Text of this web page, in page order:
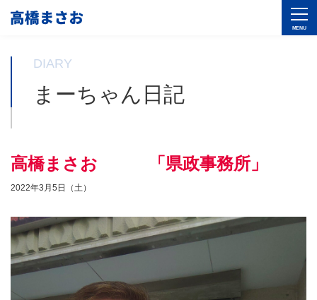
DIARY
まーちゃん日記
高橋まさお 「県政事務所」
2022年3月5日（土）